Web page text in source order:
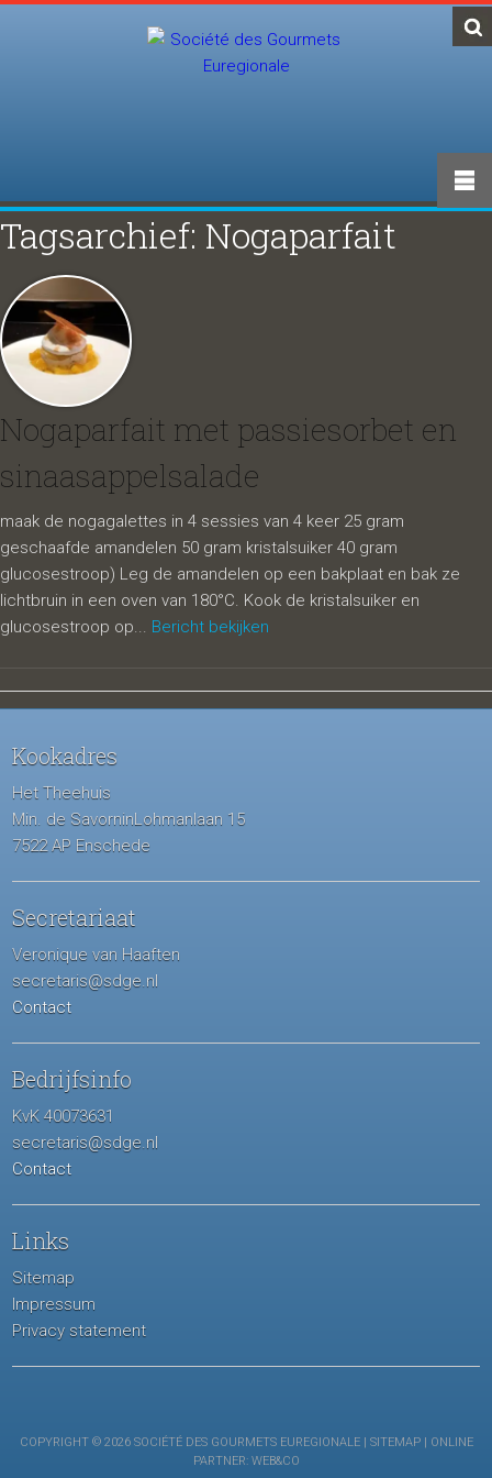
Tagsarchief: Nogaparfait
Nogaparfait met passiesorbet en
sinaasappelsalade
maak de nogagalettes in 4 sessies van 4 keer 25 gram
geschaafde amandelen 50 gram kristalsuiker 40 gram
glucosestroop) Leg de amandelen op een bakplaat en bak ze
lichtbruin in een oven van 180°C. Kook de kristalsuiker en
glucosestroop op... Bericht bekijken
Kookadres
Het Theehuis
Min. de SavorninLohmanlaan 15
7522 AP Enschede
Secretariaat
Veronique van Haaften
secretaris@sdge.nl
Contact
Bedrijfsinfo
KvK 40073631
secretaris@sdge.nl
Contact
Links
Sitemap
Impressum
Privacy statement
COPYRIGHT © 2026 SOCIÉTÉ DES GOURMETS EUREGIONALE | SITEMAP| ONLINE
PARTNER: WEB&CO